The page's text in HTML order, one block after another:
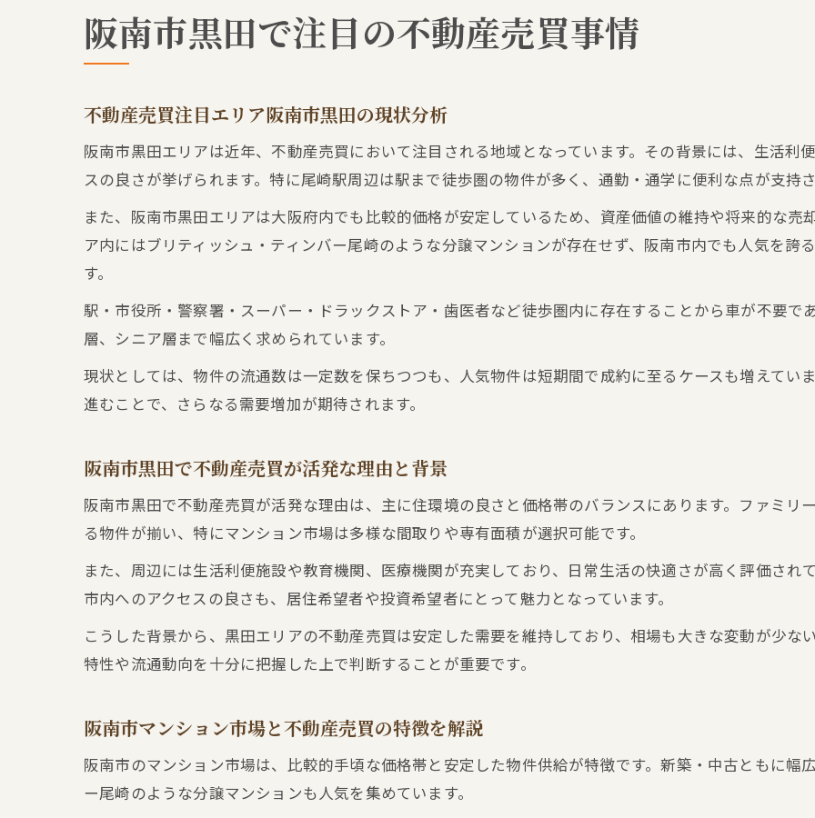
ブリティッシュ・ティンバー尾崎物件の魅力を解説
不動産売買目線でブリティッシュ・ティンバー尾崎の評
専有面積や間取りから見る不動産売買の魅力
駅近立地が不動産売買に与える付加価値
共用施設や管理体制が不動産売買に重要な理由
不動産売買なら阪南市マンションが有力な理由
阪南市マンションが不動産売買で選ばれる理由
資産価値維持に強いマンションの不動産売買戦略
住み替えや投資に最適な物件選びのポイント
投資用に最適な不動産売買と物件条件の考え方
間取りや専有面積から見る不動産売買の判断軸
適正価格で取引するための売買ノウハウ
相場から導く不動産売買の価格設定ノウハウ
流通状況を把握して不動産売買を有利に進める
レビューや相場から見る資産価値の見極め方
阪南市黒田で注目の不動産売買事情
不動産売買注目エリア阪南市黒田の現状分析
阪南市黒田エリアは近年、不動産売買において注目される地域となっています。その背景には、生活利
スの良さが挙げられます。特に尾崎駅周辺は駅まで徒歩圏の物件が多く、通勤・通学に便利な点が支持さ
また、阪南市黒田エリアは大阪府内でも比較的価格が安定しているため、資産価値の維持や将来的な売
ア内にはブリティッシュ・ティンバー尾崎のような分譲マンションが存在せず、阪南市内でも人気を誇
す。
駅・市役所・警察署・スーパー・ドラックストア・歯医者など徒歩圏内に存在することから車が不要で
層、シニア層まで幅広く求められています。
現状としては、物件の流通数は一定数を保ちつつも、人気物件は短期間で成約に至るケースも増えてい
進むことで、さらなる需要増加が期待されます。
阪南市黒田で不動産売買が活発な理由と背景
阪南市黒田で不動産売買が活発な理由は、主に住環境の良さと価格帯のバランスにあります。ファミリ
る物件が揃い、特にマンション市場は多様な間取りや専有面積が選択可能です。
また、周辺には生活利便施設や教育機関、医療機関が充実しており、日常生活の快適さが高く評価され
市内へのアクセスの良さも、居住希望者や投資希望者にとって魅力となっています。
こうした背景から、黒田エリアの不動産売買は安定した需要を維持しており、相場も大きな変動が少な
特性や流通動向を十分に把握した上で判断することが重要です。
阪南市マンション市場と不動産売買の特徴を解説
阪南市のマンション市場は、比較的手頃な価格帯と安定した物件供給が特徴です。新築・中古ともに幅
ー尾崎のような分譲マンションも人気を集めています。